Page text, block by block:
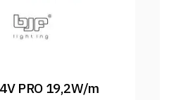
PRO 19,2W/m